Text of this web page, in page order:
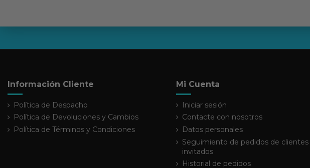
Información Cliente
Política de Despacho
Política de Devoluciones y Cambios
Política de Términos y Condiciones
Mi Cuenta
Iniciar sesión
Contacte con nosotros
Datos personales
Seguimiento de pedidos de clientes
invitados
Historial de pedidos